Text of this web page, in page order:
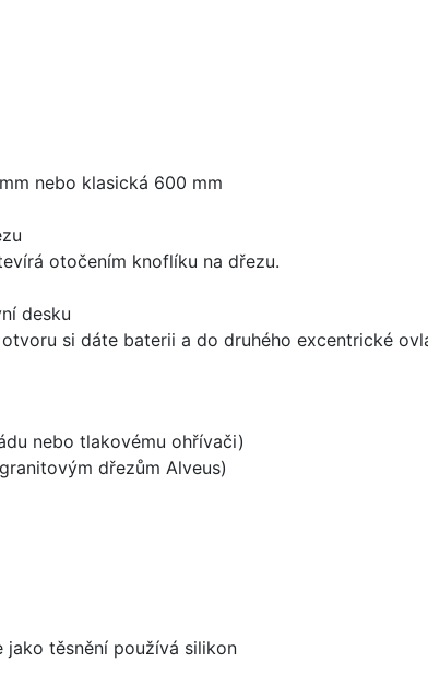
nebo klasická 600 mm
otočením knoflíku na dřezu.
desku
si dáte baterii a do druhého excentrické
nebo tlakovému ohřívači)
dřezům Alveus)
jako těsnění používá silikon